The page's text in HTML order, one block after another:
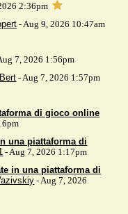
2:36pm
- Aug 9, 2026 10:47am
7, 2026 1:56pm
Bert - Aug 7, 2026 1:57pm
di gioco online
una piattaforma di
- Aug 7, 2026 1:17pm
in una piattaforma di
- Aug 7, 2026